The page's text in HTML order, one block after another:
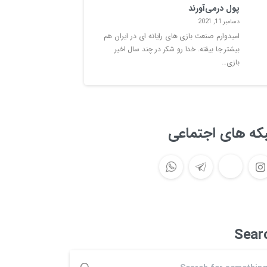
پول درمی‌آورند
دسامبر 11, 2021
امیدوارم صنعت بازی های رایانه ای در ایران هم
بیشتر جا بیفته. خدا رو شکر در چند سال اخیر
بازی…
های اجتماعی